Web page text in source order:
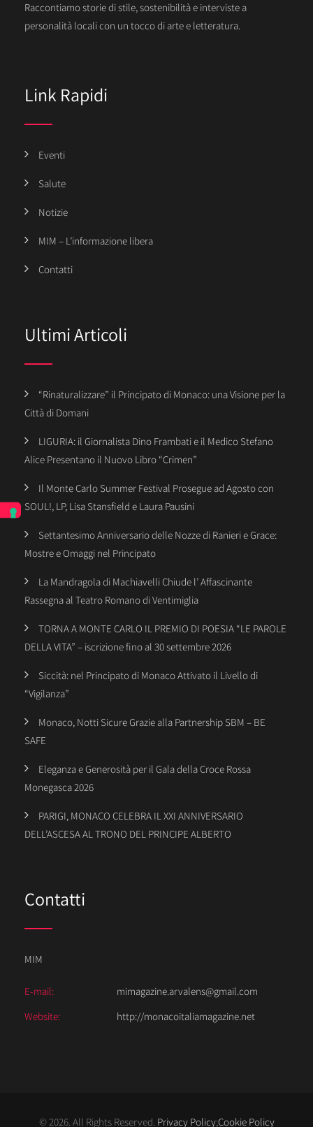
Raccontiamo storie di stile, sostenibilità e interviste a
personalità locali con un tocco di arte e letteratura.
Link Rapidi
Eventi
Salute
Notizie
MIM – L’informazione libera
Contatti
Ultimi Articoli
“Rinaturalizzare” il Principato di Monaco: una Visione per la
Città di Domani
LIGURIA: il Giornalista Dino Frambati e il Medico Stefano
Alice Presentano il Nuovo Libro “Crimen”
Il Monte Carlo Summer Festival Prosegue ad Agosto con
SOUL!, LP, Lisa Stansfield e Laura Pausini
Settantesimo Anniversario delle Nozze di Ranieri e Grace:
Mostre e Omaggi nel Principato
La Mandragola di Machiavelli Chiude l’ Affascinante
Rassegna al Teatro Romano di Ventimiglia
TORNA A MONTE CARLO IL PREMIO DI POESIA “LE PAROLE
DELLA VITA” – iscrizione fino al 30 settembre 2026
Siccità: nel Principato di Monaco Attivato il Livello di
“Vigilanza”
Monaco, Notti Sicure Grazie alla Partnership SBM – BE
SAFE
Eleganza e Generosità per il Gala della Croce Rossa
Monegasca 2026
PARIGI, MONACO CELEBRA IL XXI ANNIVERSARIO
DELL’ASCESA AL TRONO DEL PRINCIPE ALBERTO
Contatti
MIM
E-mail:
mimagazine.arvalens@gmail.com
Website:
http://monacoitaliamagazine.net
© 2026. All Rights Reserved. Privacy Policy;Cookie Policy